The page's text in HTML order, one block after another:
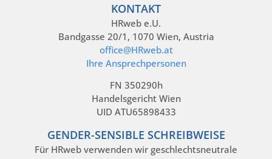
KONTAKT
HRweb e.U.
Bandgasse 20/1, 1070 Wien, Austria
office@HRweb.at
Ihre Ansprechpersonen
FN 350290h
Handelsgericht Wien
UID ATU65898433
GENDER-SENSIBLE SCHREIBWEISE
Für HRweb verwenden wir geschlechtsneutrale